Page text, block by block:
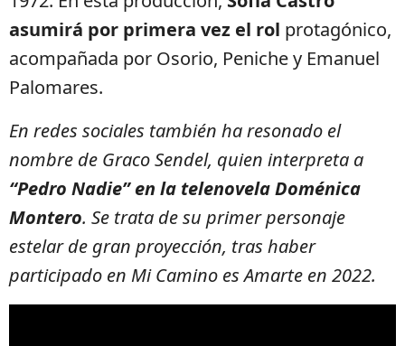
asumirá por primera vez el rol protagónico,
acompañada por Osorio, Peniche y Emanuel
Palomares.
En redes sociales también ha resonado el
nombre de Graco Sendel, quien interpreta a
“Pedro Nadie” en la telenovela Doménica
Montero. Se trata de su primer personaje
estelar de gran proyección, tras haber
participado en Mi Camino es Amarte en 2022.